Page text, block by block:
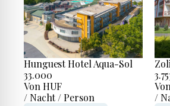
Hunguest Hotel Aqua-Sol
33.000
Von HUF
/ Nacht / Person
/